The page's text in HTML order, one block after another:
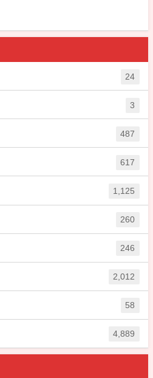
24
3
487
617
1,125
260
246
2,012
58
4,889